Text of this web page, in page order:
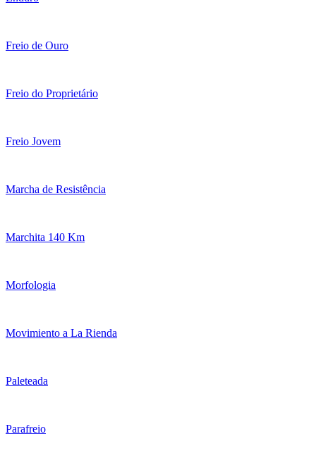
Freio de Ouro
Freio do Proprietário
Freio Jovem
Marcha de Resistência
Marchita 140 Km
Morfologia
Movimiento a La Rienda
Paleteada
Parafreio